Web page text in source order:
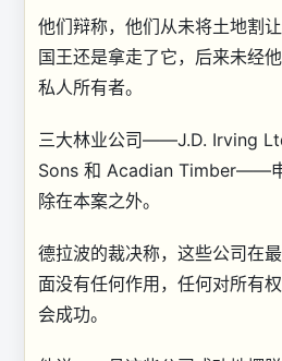
他们辩称，他们从未将土地割
国王还是拿走了它，后来未经
私人所有者。
三大林业公司——J.D. Irving
Sons 和 Acadian Timber——
除在本案之外。
德拉波的裁决称，这些公司在
面没有任何作用，任何对所有
会成功。